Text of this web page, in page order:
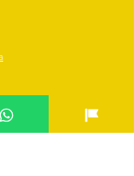
rahoitus